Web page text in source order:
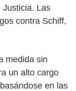
Justicia. Las
contra Schiff,
medida sin
un alto cargo
en las